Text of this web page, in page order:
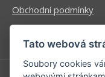
Obchodní podmínky
Ochrana osobních údajů
Tato webová
Soubory cookies